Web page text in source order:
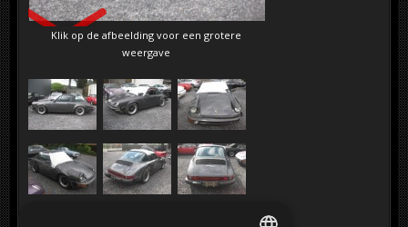
SOLD
Klik op de afbeelding voor een grotere
weergave